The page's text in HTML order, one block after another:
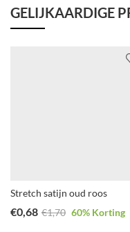
GELIJKAARDIGE
Stretch satijn oud roos
€0,68 €1,70 60% Korting